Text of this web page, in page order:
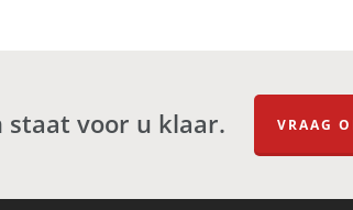
staat voor u klaar. VRAAG